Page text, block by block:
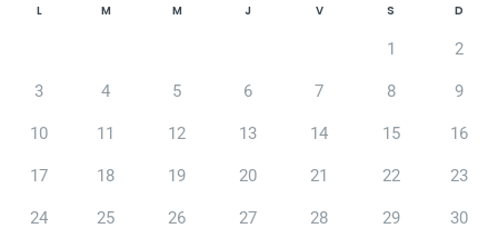
L M M J V S D
1 2
3 4 5 6 7 8 9
10 11 12 13 14 15 16
17 18 19 20 21 22 23
24 25 26 27 28 29 30